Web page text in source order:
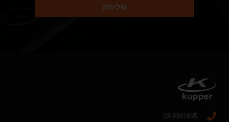
שליחה
03-9381695